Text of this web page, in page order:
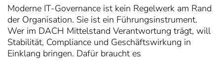
Moderne IT-Governance ist kein Regelwerk am Rand
der Organisation. Sie ist ein Führungsinstrument.
Wer im DACH Mittelstand Verantwortung trägt, will
Stabilität, Compliance und Geschäftswirkung in
Einklang bringen. Dafür braucht es